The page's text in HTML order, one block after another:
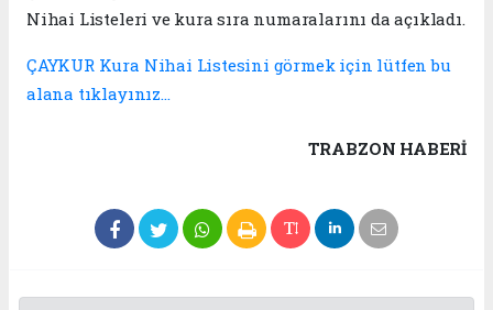
Nihai Listeleri ve kura sıra numaralarını da açıkladı.
ÇAYKUR Kura Nihai Listesini görmek için lütfen bu
alana tıklayınız…
TRABZON HABERİ